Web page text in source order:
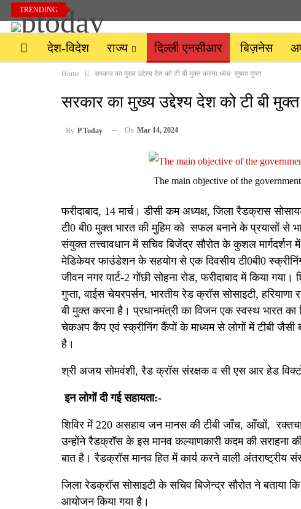
TRENDING
देश-विदेश राज्य दिल्ली एनसीआर बिज़नेस
Home सरकार का मुख्य उद्देश्य देश को टी बी मुक्त करना ध्येय: सुषमा गुप्ता
सरकार का मुख्य उद्देश्य देश को टी बी
By P Today On Mar 14, 2024
The main objective of the
फरीदाबाद, 14 मार्च। डीसी कम अध्यक्ष, जिला रैडक्रास
टी0 बी0 मुक्त भारत की मुहिम को सफल बनाने के प्रयासों से
संयुक्त तत्त्वावधान में सचिव बिजेंद्र सौरोत के कुशल मार्गदर्शन
मेडिकेयर फाउंडेशन के सहयोग से एक दिवसीय टी0बी0
जीवन नगर पार्ट-2 गोंछी सोहना रोड, फरीदाबाद में किया
गुप्ता, वाईस चेयरपर्सन, भारतीय रेड क्रॉस सोसाइटी,
बी मुक्त करना है। प्रधानमंत्री का विजन एक स्वस्थ भारत
चेकअप कैंप एवं स्क्रीनिंग कैंपों के माध्यम से लोगों में टीबी जैसी
है।
श्री अजय सोमवंशी, रैड क्रॉस संरक्षक व सी एस आर हेड
इन लोगों दी गई सहायता:-
शिविर में 220 असहाय जन मानस की टीबी जाँच, आँखों,
उन्होंने रैडक्रॉस के इस मानव कल्याणकारी कदम की सराहना
बात है। रैडक्रॉस मानव हित में कार्य करने वाली अंतराष्ट्रीय
जिला रेडक्रॉस सोसाइटी के सचिव बिजेन्द्र सौरोत ने बताया
आयोजन किया गया है।